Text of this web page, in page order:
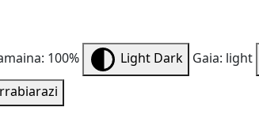
100% Light Dark Gaia: light